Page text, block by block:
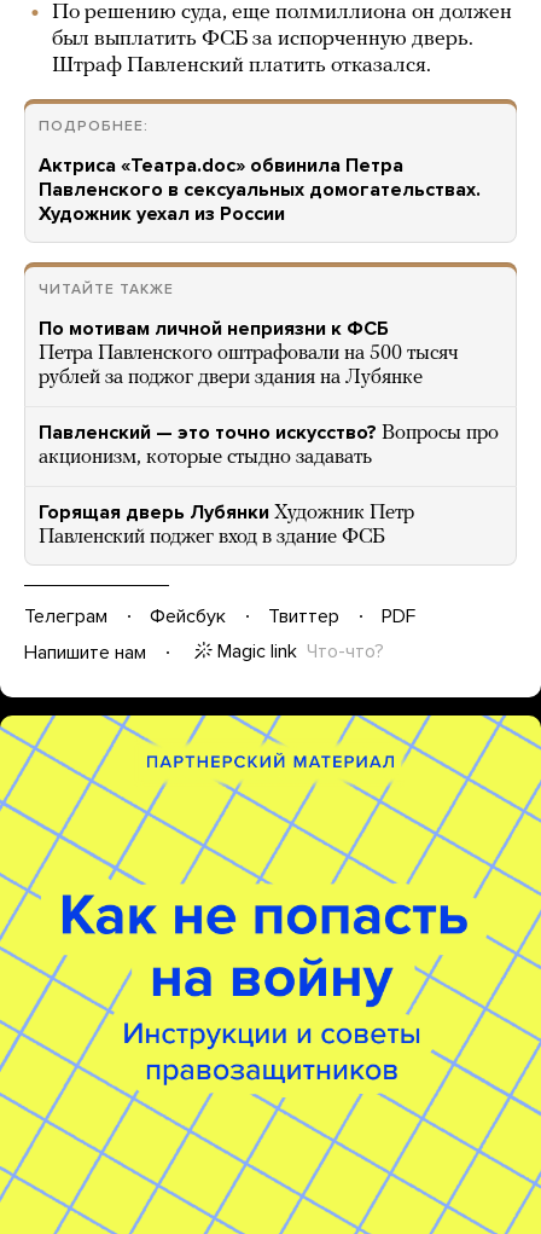
По решению суда, еще полмиллиона он должен
был выплатить ФСБ за испорченную дверь.
Штраф Павленский платить отказался.
ПОДРОБНЕЕ:
Актриса «Театра.doc» обвинила Петра
Павленского в сексуальных домогательствах.
Художник уехал из России
ЧИТАЙТЕ ТАКЖЕ
По мотивам личной неприязни к ФСБ
Петра Павленского оштрафовали на 500 тысяч
рублей за поджог двери здания на Лубянке
Павленский — это точно искусство? Вопросы про
акционизм, которые стыдно задавать
Горящая дверь Лубянки Художник Петр
Павленский поджег вход в здание ФСБ
Телеграм Фейсбук Твиттер
PDF
Напишите нам
Magic link Что-что?